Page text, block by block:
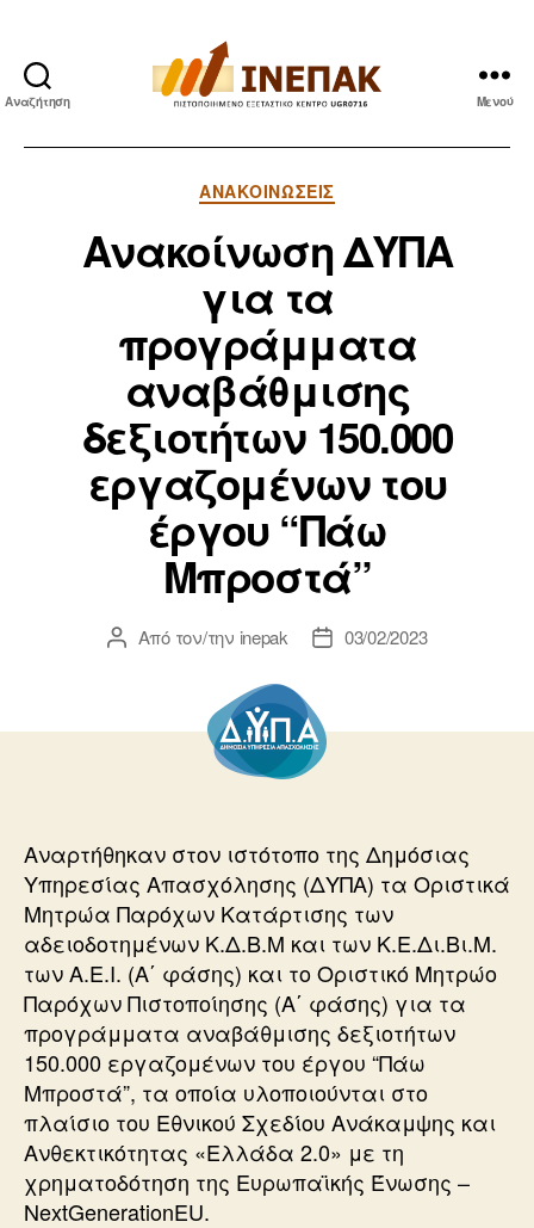
Αναζήτηση Μενού
Κατηγορίες
ΑΝΑΚΟΙΝΏΣΕΙΣ
Ανακοίνωση ΔΥΠΑ
για τα
προγράμματα
αναβάθμισης
δεξιοτήτων 150.000
εργαζομένων του
έργου “Πάω
Μπροστά”
Συντάκτης
Από τον/την inepak
Ημ.03/02/2023
Αναρτήθηκαν στον ιστότοπο της Δημόσιας
Υπηρεσίας Απασχόλησης (ΔΥΠΑ) τα Οριστικά
Μητρώα Παρόχων Κατάρτισης των
αδειοδοτημένων Κ.Δ.Β.Μ και των Κ.Ε.Δι.Βι.Μ.
των Α.Ε.Ι. (Α΄ φάσης) και το Οριστικό Μητρώο
Παρόχων Πιστοποίησης (Α΄ φάσης) για τα
προγράμματα αναβάθμισης δεξιοτήτων
150.000 εργαζομένων του έργου “Πάω
Μπροστά”, τα οποία υλοποιούνται στο
πλαίσιο του Εθνικού Σχεδίου Ανάκαμψης και
Ανθεκτικότητας «Ελλάδα 2.0» με τη
χρηματοδότηση της Ευρωπαϊκής Ένωσης –
NextGenerationEU.